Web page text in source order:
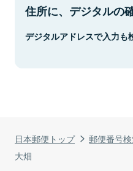
日本郵便トップ 郵便番号
大畑
住所に、デジタルの
デジタルアドレスで入力も